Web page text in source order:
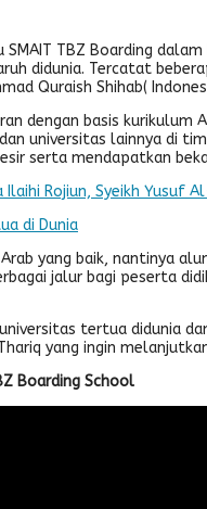
SMAIT TBZ Boarding
didunia. Tercatat
Quraish Shihab(
dengan basis kurikulum
universitas lainnya di
serta mendapatkan
Ilaihi Rojiun, Syeikh Yusuf
di Dunia
yang baik, nantinya
jalur bagi peserta
tertua didunia
yang ingin
Boarding School